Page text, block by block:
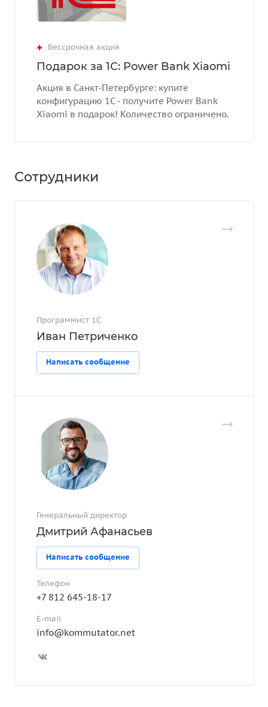
Бессрочная акция
Подарок за 1С: Power Bank Xiaomi
Акция в Санкт-Петербурге: купите
конфигурацию 1С - получите Power Bank
Xiaomi в подарок! Количество ограничено.
Сотрудники
Программист 1С
Иван Петриченко
Написать сообщение
Генеральный директор
Дмитрий Афанасьев
Написать сообщение
Телефон
+7 812 645-18-17
E-mail
info@kommutator.net